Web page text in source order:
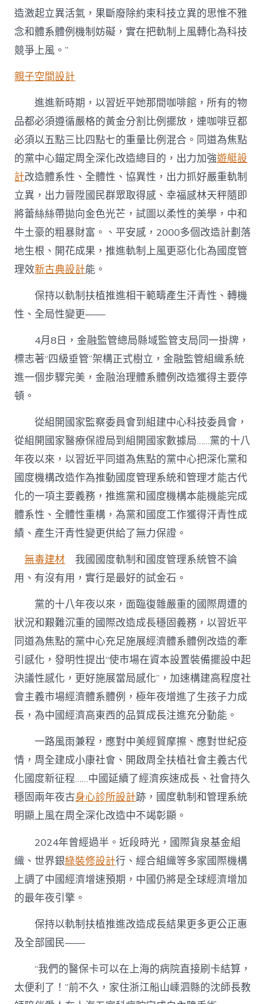
造激起立異活氣，果斷廢除約束科技立異的思惟不雅
念和體系體例機制妨礙，實在把軌制上風轉化為科技
競爭上風。”
親子空間設計
進進新時期，以習近平她那間咖啡館，所有的物
品都必須遵循嚴格的黃金分割比例擺放，連咖啡豆都
必須以五點三比四點七的重量比例混合。同道為焦點
的黨中心錨定周全深化改造總目的，出力加強遊艇設
計改造體系性、全體性、協異性，出力抓好嚴重軌制
立異，出力晉陞國民群眾取得感、幸福感林天秤隨即
將蕾絲絲帶拋向金色光芒，試圖以柔性的美學，中和
牛土豪的粗暴財富。、平安感，2000多個改造計劃落
地生根、開花成果，推進軌制上風更惡化化為國度管
理效新古典設計能。
保持以軌制扶植推進相干範疇產生汗青性、轉機
性、全局性變更——
4月8日，金融監管總局縣域監管支局同一掛牌，
標志著“四級垂管”架構正式樹立，金融監管組織系統
進一個步驟完美，金融治理體系體例改造獲得主要停
頓。
從組開國家監察委員會到組建中心科技委員會，
從組開國家醫療保證局到組開國家數據局……黨的十八
年夜以來，以習近平同道為焦點的黨中心把深化黨和
國度機構改造作為推動國度管理系統和管理才能古代
化的一項主要義務，推進黨和國度機構本能機能完成
體系性、全體性重構，為黨和國度工作獲得汗青性成
績、產生汗青性變更供給了無力保證。
無毒建材 我國國度軌制和國度管理系統管不論
用、有沒有用，實行是最好的試金石。
黨的十八年夜以來，面臨復雜嚴重的國際周遭的
狀況和艱難沉重的國際改造成長穩固義務，以習近平
同道為焦點的黨中心充足施展經濟體系體例改造的牽
引感化，發明性提出“使市場在資本設置裝備擺設中起
決議性感化，更好施展當局感化”，加速構建高程度社
會主義市場經濟體系體例，極年夜增進了生孩子力成
長，為中國經濟高東西的品質成長注進充分動能。
一路風雨兼程，應對中美經貿摩擦、應對世紀疫
情，周全建成小康社會、開啟周全扶植社會主義古代
化國度新征程……中國延續了經濟疾速成長、社會持久
穩固兩年夜古身心診所設計跡，國度軌制和管理系統
明顯上風在周全深化改造中不竭彰顯。
2024年曾經過半。近段時光，國際貨泉基金組
織、世界銀綠裝修設計行、經合組織等多家國際機構
上調了中國經濟增速預期，中國仍將是全球經濟增加
的最年夜引擎。
保持以軌制扶植推進改造成長結果更多更公正惠
及全部國民——
“我們的醫保卡可以在上海的病院直接刷卡結算，
太便利了！”前不久，家住浙江船山嵊泗縣的沈師長教